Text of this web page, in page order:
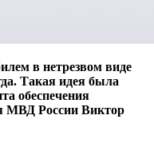
в нетрезвом виде
Такая идея была
обеспечения
МВД России Виктор